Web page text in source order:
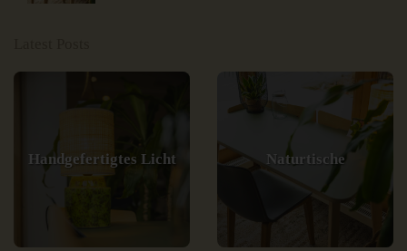
Handgefertigtes Licht Naturtische